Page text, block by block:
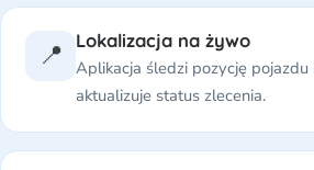
📍 Lokalizacja na żywo
Aplikacja śledzi pozycję
aktualizuje status zlecenia.